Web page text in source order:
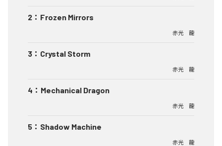
2 ： Frozen Mirrors
赤光 龍
3 ： Crystal Storm
赤光 龍
4 ： Mechanical Dragon
赤光 龍
5 ： Shadow Machine
赤光 龍